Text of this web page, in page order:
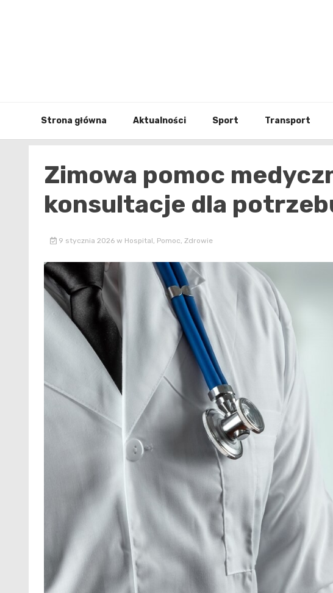
Strona główna Aktualności Sport Transport
Zimowa pomoc
konsultacje dla
9 stycznia 2026 w Hospital, Pomoc, Zdrowie